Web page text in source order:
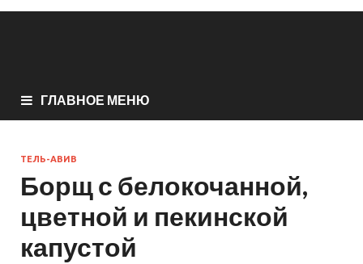
ГЛАВНОЕ МЕНЮ
ТЕЛЬ-АВИВ
Борщ с белокочанной,
цветной и пекинской
капустой